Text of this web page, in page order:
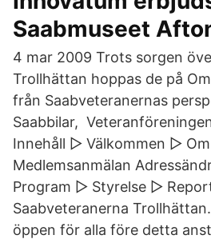
Saabmuseet
4 mar 2009 Trots sorgen
Trollhättan hoppas de på
från Saabveteranernas
Saabbilar,
Innehåll ▻ Välkommen ▻
Medlemsanmälan
Program ▻ Styrelse ▻
Saabveteranerna
öppen för alla före detta